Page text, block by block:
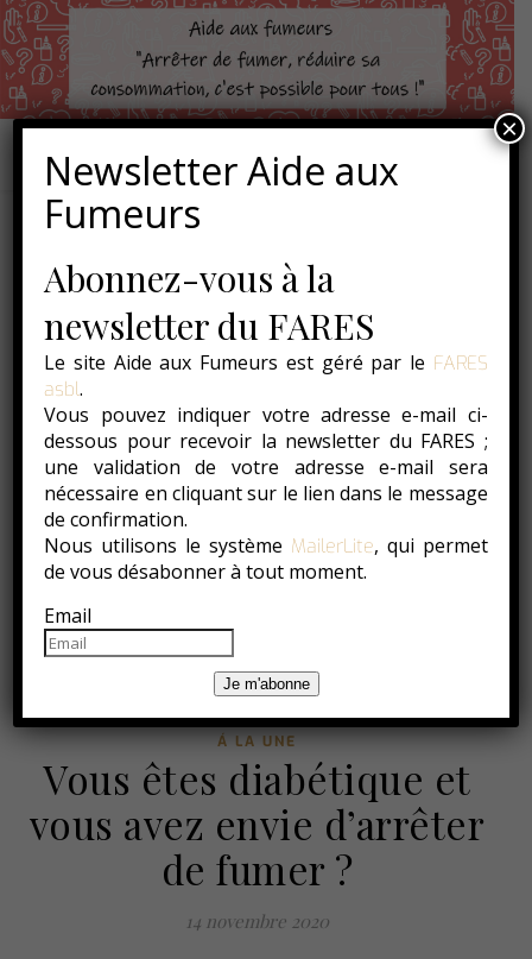
Á LA UNE
Vous êtes diabétique et
vous avez envie d’arrêter
de fumer ?
14 novembre 2020
Newsletter Aide aux
Fumeurs
Abonnez-vous à la
newsletter du FARES
Le site Aide aux Fumeurs est géré par le FARES
asbl.
Vous pouvez indiquer votre adresse e-mail ci-
dessous pour recevoir la newsletter du FARES ;
une validation de votre adresse e-mail sera
nécessaire en cliquant sur le lien dans le message
de confirmation.
Nous utilisons le système MailerLite, qui permet
de vous désabonner à tout moment.
Email
Je m'abonne
×